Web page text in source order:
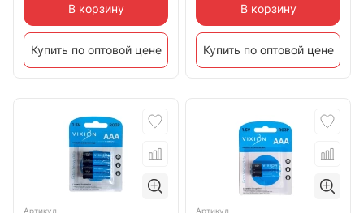
В корзину
Купить по оптовой цене
В корзину
Купить по оптовой цене
Артикул Артикул